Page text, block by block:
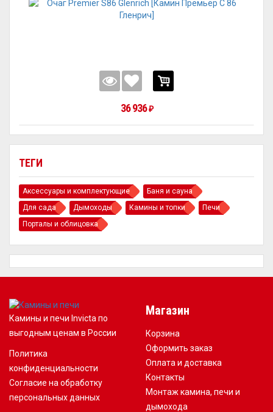
ТЕГИ
Аксессуары и комплектующие
Баня и сауна
Для сада
Дымоходы Камины и топки
Печи
Порталы и облицовка
36 936₽
Камины и печи Invicta по
выгодным ценам в России
Политика
конфиденциальности
Согласие на обработку
персональных данных
Магазин
Корзина
Оформить заказ
Оплата и доставка
Контакты
Монтаж камина, печи и
дымохода